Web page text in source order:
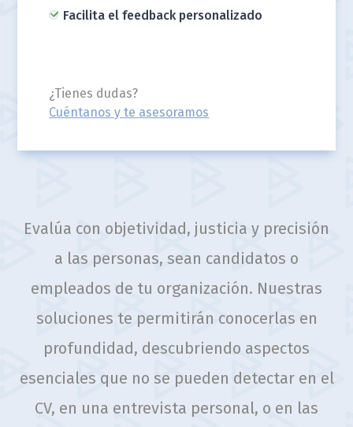
Facilita el feedback personalizado
¿Tienes dudas?
Cuéntanos y te asesoramos
Evalúa con objetividad, justicia y precisión
a las personas, sean candidatos o
empleados de tu organización. Nuestras
soluciones te permitirán conocerlas en
profundidad, descubriendo aspectos
esenciales que no se pueden detectar en el
CV, en una entrevista personal, o en las